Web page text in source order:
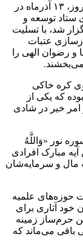
به گزارش آفتاب خزر ، مهندس کیا عاشوری امروز، ۱۳ آذرماه در
توسعه و
شد، با تسلیت
عتبات
رضوان الهی را
می‌بخشند.
کره خاکی
که یکی از
خیر در شادی
فرمانداری رشت با اشاره به آیه ۲۴ سوره نور «وَاللَّهُ
مبارک افرادی
مال و سرمایه‌شان
حوزه‌های علمیه
خود آثاری برای
حرم‌ساز زمینه
باقی می‌ماند که